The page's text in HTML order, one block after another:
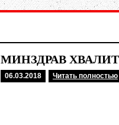
МИНЗДРАВ
06.03.2018 Читать полностью